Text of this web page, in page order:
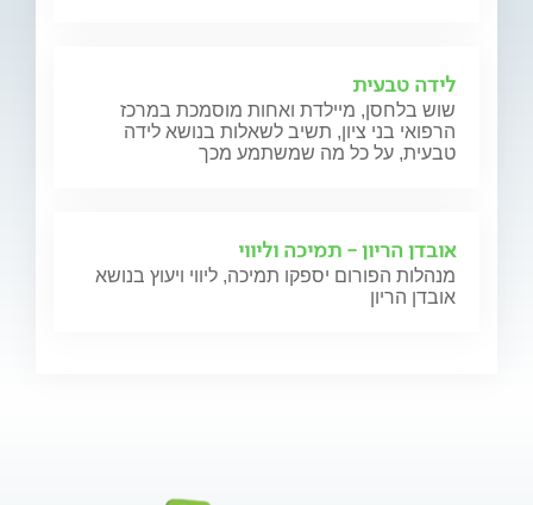
לידה טבעית
שוש בלחסן, מיילדת ואחות מוסמכת במרכז
הרפואי בני ציון, תשיב לשאלות בנושא לידה
טבעית, על כל מה שמשתמע מכך
אובדן הריון - תמיכה וליווי
מנהלות הפורום יספקו תמיכה, ליווי ויעוץ בנושא
אובדן הריון